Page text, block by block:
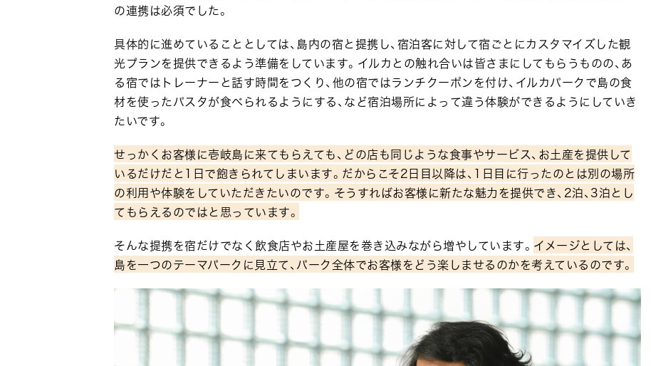
の連携は必須でした。
具体的に進めていることとしては、島内の宿と提携し、宿泊客に対して宿ごとにカスタマイズした観
光プランを提供できるよう準備をしています。イルカとの触れ合いは皆さまにしてもらうものの、あ
る宿ではトレーナーと話す時間をつくり、他の宿ではランチクーポンを付け、イルカパークで島の食
材を使ったパスタが食べられるようにする、など宿泊場所によって違う体験ができるようにしていき
たいです。
せっかくお客様に壱岐島に来てもらえても、どの店も同じような食事やサービス、お土産を提供して
いるだけだと1日で飽きられてしまいます。だからこそ2日目以降は、1日目に行ったのとは別の場所
の利用や体験をしていただきたいのです。そうすればお客様に新たな魅力を提供でき、2泊、3泊とし
てもらえるのではと思っています。
そんな提携を宿だけでなく飲食店やお土産屋を巻き込みながら増やしています。 イメージとしては、
島を一つのテーマパークに見立て、パーク全体でお客様をどう楽しませるのかを考えているのです。